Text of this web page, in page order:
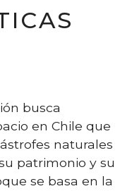
busca
en Chile que
naturales
patrimonio y su
se basa en la